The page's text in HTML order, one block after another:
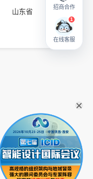
山东省
招商合作
在线客服